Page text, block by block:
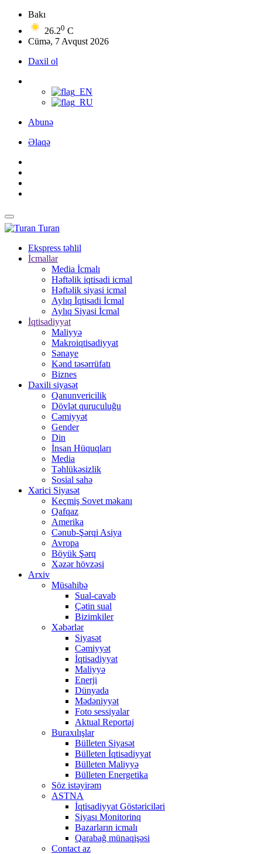
Bakı
26.20 C
Cümə, 7 Avqust 2026
Daxil ol
Abunə
Əlaqə
Turan
Ekspress təhlil
İcmallar
Media İcmalı
Həftəlik iqtisadi icmal
Həftəlik siyasi icmal
Aylıq İqtisadi İcmal
Aylıq Siyasi İcmal
İqtisadiyyat
Maliyyə
Makroiqtisadiyyat
Sənaye
Kənd təsərrüfatı
Biznes
Daxili siyasət
Qanunvericilik
Dövlət quruculuğu
Cəmiyyət
Gender
Din
İnsan Hüquqları
Media
Təhlükəsizlik
Sosial sahə
Xarici Siyasət
Keçmiş Sovet məkanı
Qafqaz
Amerika
Cənub-Şərqi Asiya
Avropa
Böyük Şərq
Xəzər hövzəsi
Arxiv
Müsahibə
Sual-cavab
Çətin sual
Bizimkiler
Xəbərlər
Siyasət
Cəmiyyət
İqtisadiyyat
Maliyyə
Enerji
Dünyada
Mədəniyyət
Foto sessiyalar
Aktual Reportaj
Buraxılışlar
Bülleten Siyasət
Bülleten İqtisadiyyat
Bülleten Maliyyə
Bülleten Energetika
Söz istəyirəm
ASTNA
İqtisadiyyat Göstəriciləri
Siyası Monitorinq
Bazarların icmalı
Qarabağ münaqişəsi
Contact az